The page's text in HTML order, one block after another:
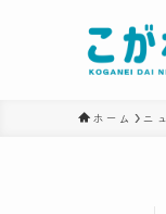
ホーム ニ